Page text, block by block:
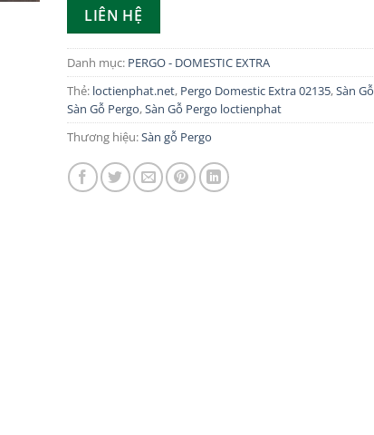
LIÊN HỆ
Danh mục: PERGO - DOMESTIC EXTRA
Thẻ: loctienphat.net, Pergo Domestic Extra 02135,Sàn Gỗ
Sàn Gỗ Pergo,Sàn Gỗ Pergo loctienphat
Thương hiệu:Sàn gỗ Pergo